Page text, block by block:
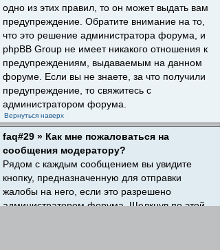
одно из этих правил, то он может выдать вам
предупреждение. Обратите внимание на то,
что это решение администратора форума, и
phpBB Group не имеет никакого отношения к
предупреждениям, выдаваемым на данном
форуме. Если вы не знаете, за что получили
предупреждение, то свяжитесь с
администратором форума.
Вернуться наверх
faq#29 » Как мне пожаловаться на
сообщения модератору?
Рядом с каждым сообщением вы увидите
кнопку, предназначенную для отправки
жалобы на него, если это разрешено
администратором форума. Щелкнув по этой